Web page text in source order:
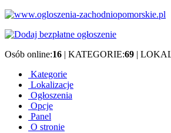
Osób online:16 | KATEGORIE:69 |
Kategorie
Lokalizacje
Ogłoszenia
Opcje
Panel
O stronie